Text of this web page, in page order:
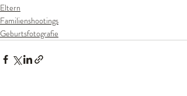
Eltern
Familienshootings
Geburtsfotografie